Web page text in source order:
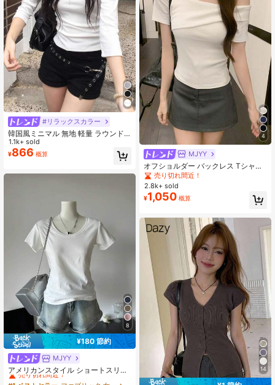
#リラックスカラー
韓国風ミニマル 無地 軽量 ラウンド
ネック スリム ウエストシェイプ 3/4
袖 カジュアル ホワイト トップス
1.1k+ sold
¥866 概算
8
¥180 節約
MJYY
アメリカンスタイル ショートスリー
ブ クルーネック フィッテッド Tシャ
#1 ベストセラー
売り切れ間近！
#1 ベストセラー
#1 ベストセラー
4
MJYY
オフショルダー バックレス Tシャツ
レディース、デザイン、夏カジュア
ル ホワイト
売り切れ間近！
2.8k+ sold
¥1,050 概算
14